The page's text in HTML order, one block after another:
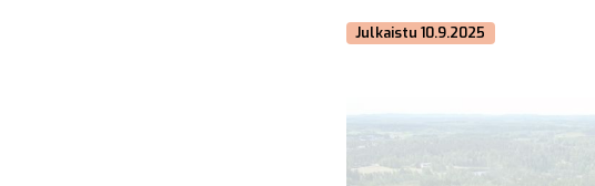
Julkaistu 10.9.2025